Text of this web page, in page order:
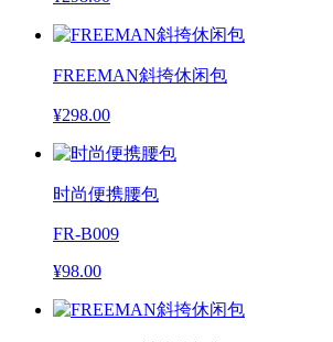
FREEMAN斜挎休闲包
¥298.00
时尚便携腰包
FR-B009
¥98.00